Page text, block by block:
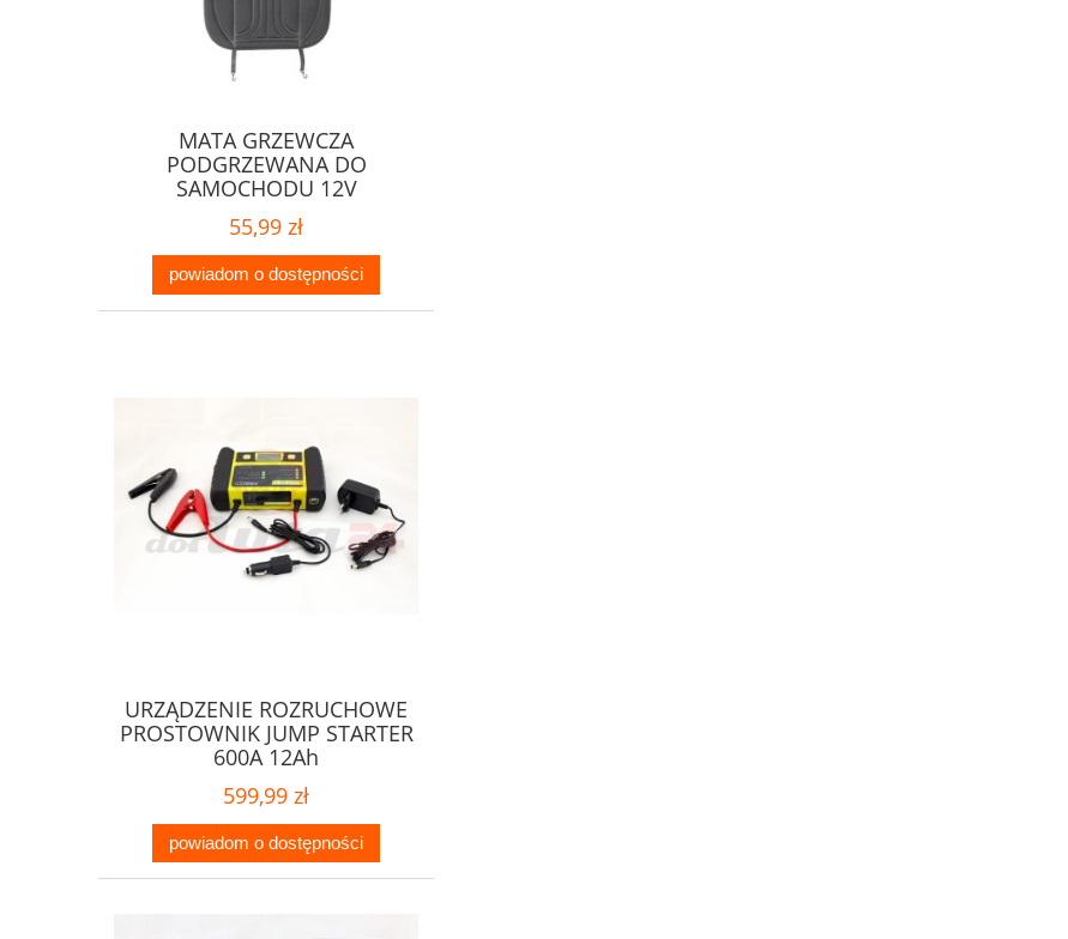
MATA GRZEWCZA
PODGRZEWANA DO
SAMOCHODU 12V
55,99 zł
powiadom o dostępności
URZĄDZENIE ROZRUCHOWE
PROSTOWNIK JUMP STARTER
600A 12Ah
599,99 zł
powiadom o dostępności